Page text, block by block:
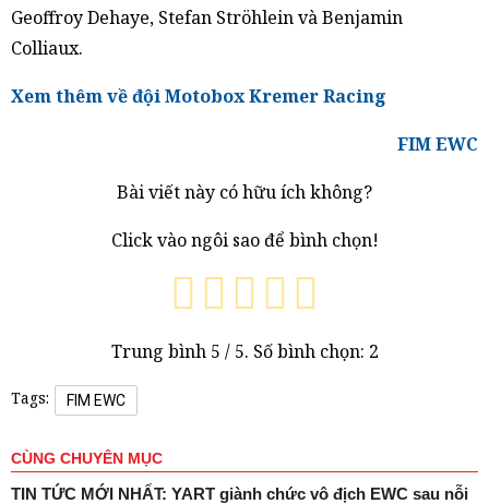
Geoffroy Dehaye, Stefan Ströhlein và Benjamin
Colliaux.
Xem thêm về đội Motobox Kremer Racing
FIM EWC
Bài viết này có hữu ích không?
Click vào ngôi sao để bình chọn!
Trung bình 5 / 5. Số bình chọn: 2
Tags: FIM EWC
CÙNG CHUYÊN MỤC
TIN TỨC MỚI NHẤT: YART giành chức vô địch EWC sau nỗi